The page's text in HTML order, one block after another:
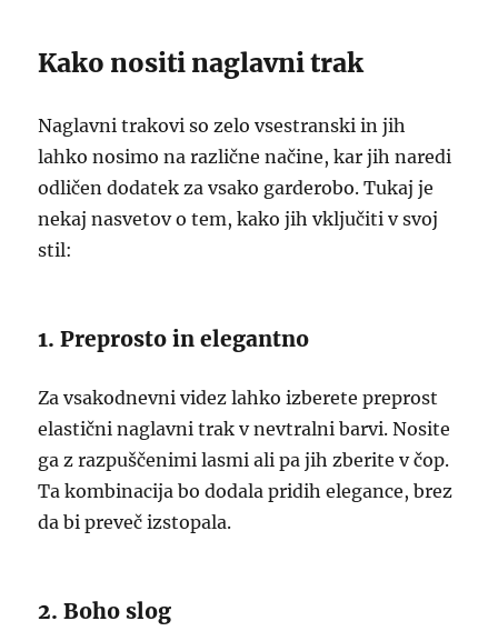
Kako nositi naglavni trak
Naglavni trakovi so zelo vsestranski in jih
lahko nosimo na različne načine, kar jih naredi
odličen dodatek za vsako garderobo. Tukaj je
nekaj nasvetov o tem, kako jih vključiti v svoj
stil:
1. Preprosto in elegantno
Za vsakodnevni videz lahko izberete preprost
elastični naglavni trak v nevtralni barvi. Nosite
ga z razpuščenimi lasmi ali pa jih zberite v čop.
Ta kombinacija bo dodala pridih elegance, brez
da bi preveč izstopala.
2. Boho slog